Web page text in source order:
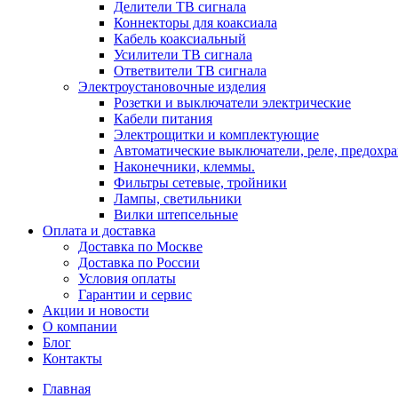
Делители ТВ сигнала
Коннекторы для коаксиала
Кабель коаксиальный
Усилители ТВ сигнала
Ответвители ТВ сигнала
Электроустановочные изделия
Розетки и выключатели электрические
Кабели питания
Электрощитки и комплектующие
Автоматические выключатели, реле,
Наконечники, клеммы.
Фильтры сетевые, тройники
Лампы, светильники
Вилки штепсельные
Оплата и доставка
Доставка по Москве
Доставка по России
Условия оплаты
Гарантии и сервис
Акции и новости
О компании
Блог
Контакты
Главная